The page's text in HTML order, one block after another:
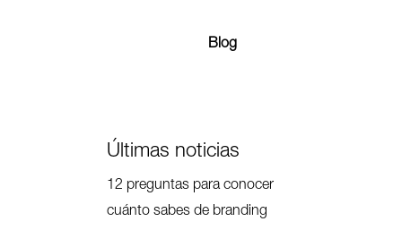
Blog
Últimas noticias
12 preguntas para conocer
cuánto sabes de branding